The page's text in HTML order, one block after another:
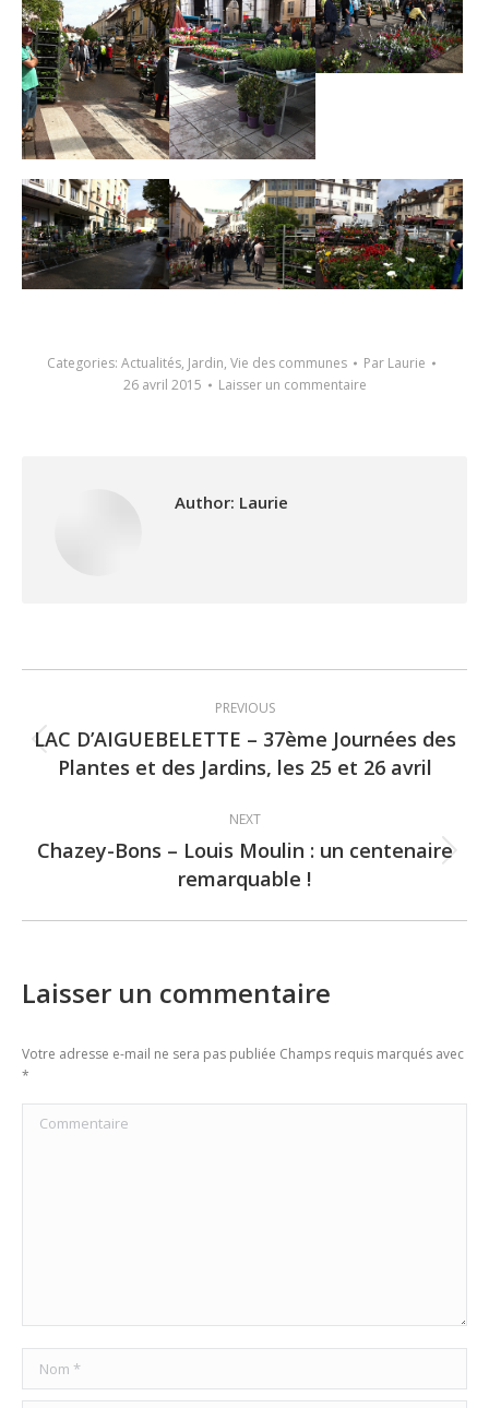
Categories: Actualités, Jardin, Vie des communes Par Laurie
26 avril 2015
Laisser un commentaire
Author: Laurie
navigation
PREVIOUS
Previous
post:
LAC D’AIGUEBELETTE – 37ème Journées des
Plantes et des Jardins, les 25 et 26 avril
NEXT
Next
post:
Chazey-Bons – Louis Moulin : un centenaire
remarquable !
Laisser un commentaire
Votre adresse e-mail ne sera pas publiée Champs requis marqués avec
*
Commentaire
Nom *